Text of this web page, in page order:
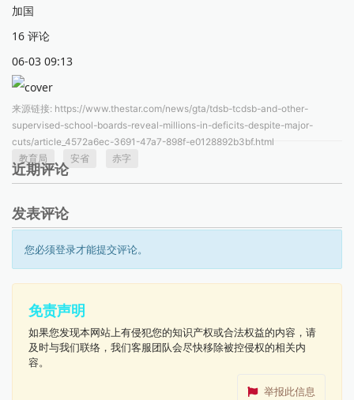
加国
16 评论
06-03 09:13
来源链接: https://www.thestar.com/news/gta/tdsb-tcdsb-and-other-
supervised-school-boards-reveal-millions-in-deficits-despite-major-
cuts/article_4572a6ec-3691-47a7-898f-e0128892b3bf.html
教育局
安省 赤字
近期评论
发表评论
您必须登录才能提交评论。
免责声明
如果您发现本网站上有侵犯您的知识产权或合法权益的内容，请
及时与我们联络，我们客服团队会尽快移除被控侵权的相关内
容。
举报此信息